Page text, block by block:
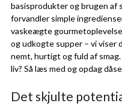
basisprodukter og brugen af
forvandler simple
vaskeægte
og udkogte supper – vi viser
nemt, hurtigt og fuld af
liv? Så læs med og opdag
Det skjulte